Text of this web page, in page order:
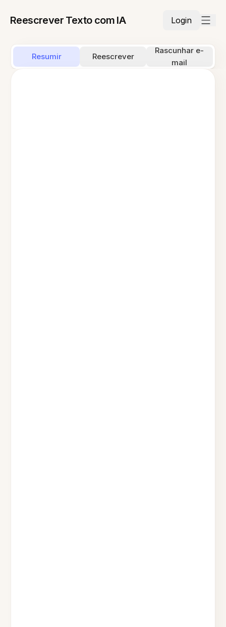
Reescrever Texto com IA Login
Resumir Reescrever
Rascunhar e-
mail